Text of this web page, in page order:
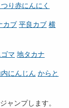
つり赤にんにく
カブ 平良カブ 横
マ 地タカナ
内にんじん からと
ャンプします。